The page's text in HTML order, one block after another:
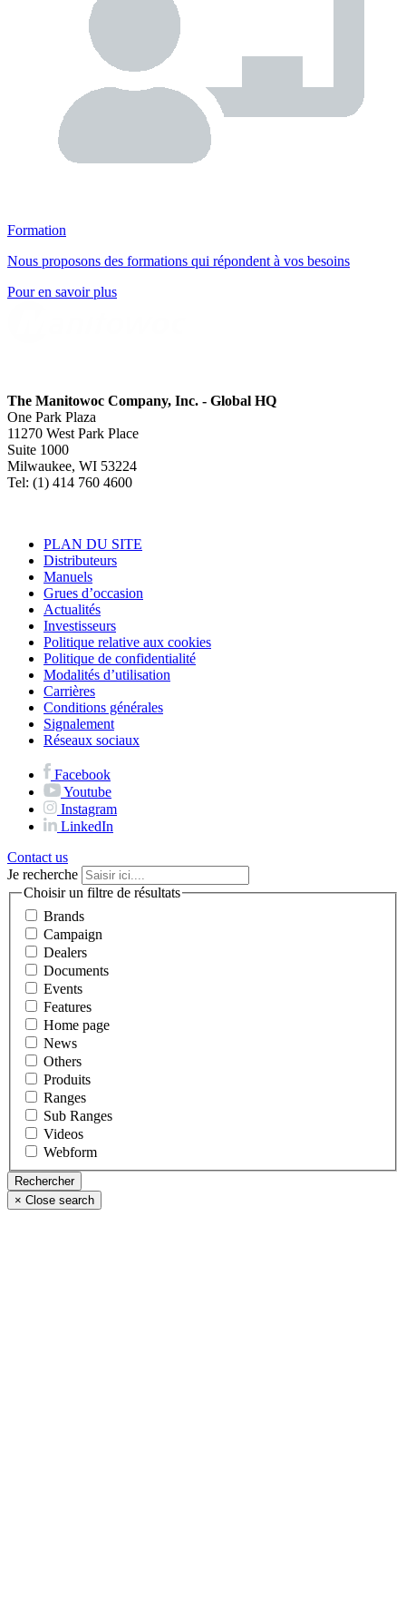
Formation
Nous proposons des formations qui répondent à vos besoins
Pour en savoir plus
The Manitowoc Company, Inc. - Global HQ
One Park Plaza
11270 West Park Place
Suite 1000
Milwaukee, WI 53224
Tel: (1) 414 760 4600
PLAN DU SITE
Distributeurs
Manuels
Grues d’occasion
Actualités
Investisseurs
Politique relative aux cookies
Politique de confidentialité
Modalités d’utilisation
Carrières
Conditions générales
Signalement
Réseaux sociaux
Facebook
Youtube
Instagram
LinkedIn
Contact us
Je recherche
Choisir un filtre de résultats
Brands
Campaign
Dealers
Documents
Events
Features
Home page
News
Others
Produits
Ranges
Sub Ranges
Videos
Webform
× Close search